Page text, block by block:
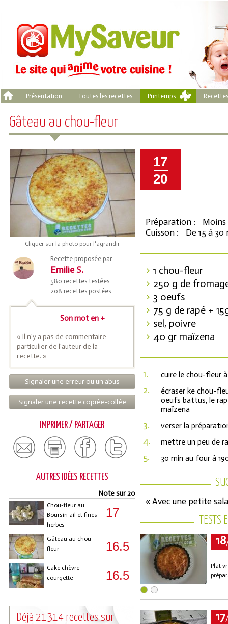
Présentation Toutes les recettes Printemps
Gâteau au chou-fleur
Cliquer sur la photo pour l'agrandir
Recette proposée par
Emilie S.
580 recettes testées
208 recettes postées
Son mot en +
« Il n'y a pas de commentaire
particulier de l'auteur de la
recette. »
Signaler une erreur ou un abus
Signaler une recette copiée-collée
IMPRIMER / PARTAGER
AUTRES IDÉES RECETTES
Note sur 20
Chou-fleur au
Boursin ail et fines
herbes
17
Gâteau au chou-
fleur
16.5
Cake chèvre
courgette
16.5
Déjà 21314 recettes sur
17
20
Préparation :
Moins
Cuisson :
De 15 à
1 chou-fleur
250 g de
3 oeufs
75 g de rapé +
sel, poivre
40 gr maïzena
1. cuire le chou-fleur
2.
écraser ke chou-
oeufs battus, le
maïzena
3. verser la
4. mettre un peu de
5. 30 min au four à
« Avec une petite
18
Plat
17
Coupons de réduction